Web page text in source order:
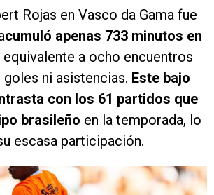
Rojas en Vasco da Gama fue
cumuló apenas 733 minutos en
equivalente a ocho encuentros
ni asistencias. Este bajo
con los 61 partidos que
brasileño en la temporada, lo
escasa participación.